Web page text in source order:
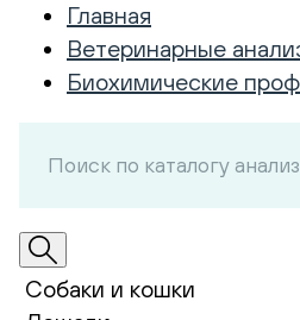
Главная
Ветеринарные
Биохимические
Собаки и кошки